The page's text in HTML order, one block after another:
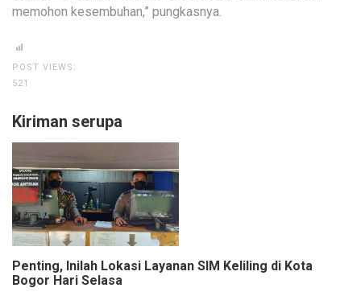
memohon kesembuhan,” pungkasnya.
POST VIEWS:
521
Kiriman serupa
Penting, Inilah Lokasi Layanan SIM Keliling di Kota
Bogor Hari Selasa